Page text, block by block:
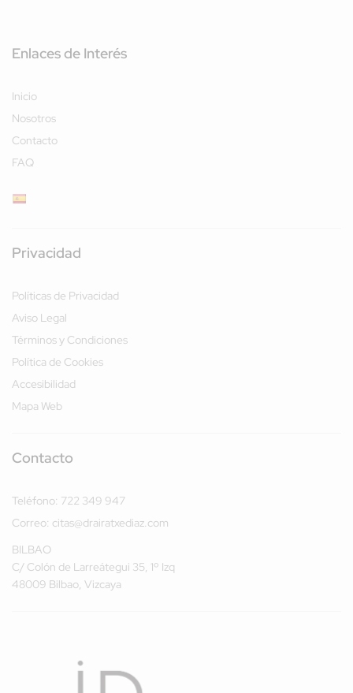
Enlaces de Interés
Inicio
Nosotros
Contacto
FAQ
Privacidad
Políticas de Privacidad
Aviso Legal
Términos y Condiciones
Política de Cookies
Accesibilidad
Mapa Web
Contacto
Teléfono: 722 349 947
Correo: citas@drairatxediaz.com
BILBAO
C/ Colón de Larreátegui 35, 1º Izq
48009 Bilbao, Vizcaya